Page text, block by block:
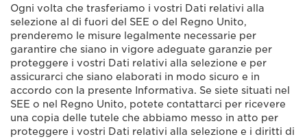
Ogni volta che trasferiamo i vostri Dati relativi alla
selezione al di fuori del SEE o del Regno Unito,
prenderemo le misure legalmente necessarie per
garantire che siano in vigore adeguate garanzie per
proteggere i vostri Dati relativi alla selezione e per
assicurarci che siano elaborati in modo sicuro e in
accordo con la presente Informativa. Se siete situati nel
SEE o nel Regno Unito, potete contattarci per ricevere
una copia delle tutele che abbiamo messo in atto per
proteggere i vostri Dati relativi alla selezione e i diritti di